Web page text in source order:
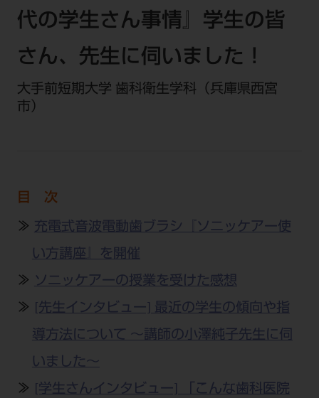
代の学生さん事情』学生の皆
さん、先生に伺いました！
大手前短期大学 歯科衛生学科（兵庫県西宮
市）
目 次
≫ 充電式音波電動歯ブラシ『ソニッケアー使
い方講座』を開催
≫
ソニッケアーの授業を受けた感想
≫
[先生インタビュー] 最近の学生の傾向や指
導方法について 〜講師の小澤純子先生に伺
いました〜
≫
[学生さんインタビュー] 「こんな歯科医院
レーザー装置関連
その他設備機器
CADデータ
中古医療機器
添付文書の電子化
オンラインカタログ InternetDO
モリタ友の会のご案内
モリタ友の会無料会員登録
カテゴリーから探す
メーカーから探す
デジタル製品サポート
メールでのお問い合わせ
ご開業に関するお問い合わせ
お客様の声への取り組み
商品感動体験
BLOG
Q&A
修理・メンテナンス等
全種別
デンタルショー
モリタ関連イベント
学会・研究会
開業マニュアル
開業医インタビュー
モリタ友の会
有料会員のご案内
衛生士会員
無料会員のご案内
会員登録
ログイン
学術・お役立ち情報
院内ツアー
デンタルマガジン
ビデオライブラリー
支店・営業所
支店営業所
公式SNS一覧
ビバリーくんLINEスタンプ
ショールーム
Dental Plaza Tokyo
Dental Plaza Tokyo
MDSC